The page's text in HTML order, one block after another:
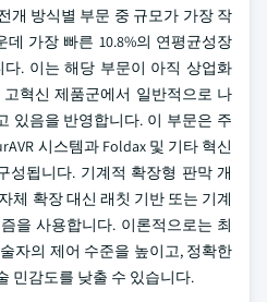
개 방식별 부문 중 규모가 가장 작
가장 빠른 10.8%의 연평균성장
다. 이는 해당 부문이 아직 상업화
혁신 제품군에서 일반적으로 나
있음을 반영합니다. 이 부문은 주
시스템과 Foldax 및 기타 혁신
성됩니다. 기계적 확장형 판막 개
체 확장 대신 래칫 기반 또는 기계
을 사용합니다. 이론적으로는 최
자의 제어 수준을 높이고, 정확한
민감도를 낮출 수 있습니다.